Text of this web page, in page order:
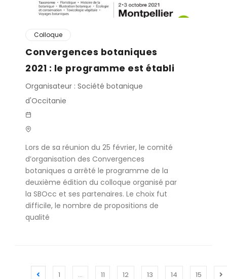
Colloque
Convergences botaniques
2021 : le programme est établi
Organisateur : Société botanique
d'Occitanie
Lors de sa réunion du 25 février, le comité
d’organisation des Convergences
botaniques a arrêté le programme de la
deuxième édition du colloque organisé par
la SBOcc et ses partenaires. Le choix fut
difficile, le nombre de propositions de
qualité
1 … 11 12 13 14 15